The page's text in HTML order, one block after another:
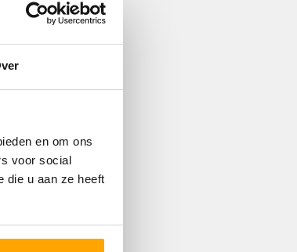
en om ons
voor social
die u aan ze heeft